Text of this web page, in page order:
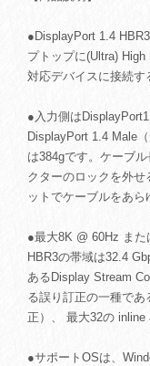
●DisplayPort 1.4
プトップに(Ultra)
対応デバイスに接続す
●入力側は
DisplayPort 1.4 Male
は384gです。ケーブ
クターのロックを外
ットでケーブルをあら
●最大8K @ 60Hz また
HBR3の帯域は32.4
あるDisplay Stream
る誤り訂正の一種であ
正）、 最大32の inline
●サポートOSは、